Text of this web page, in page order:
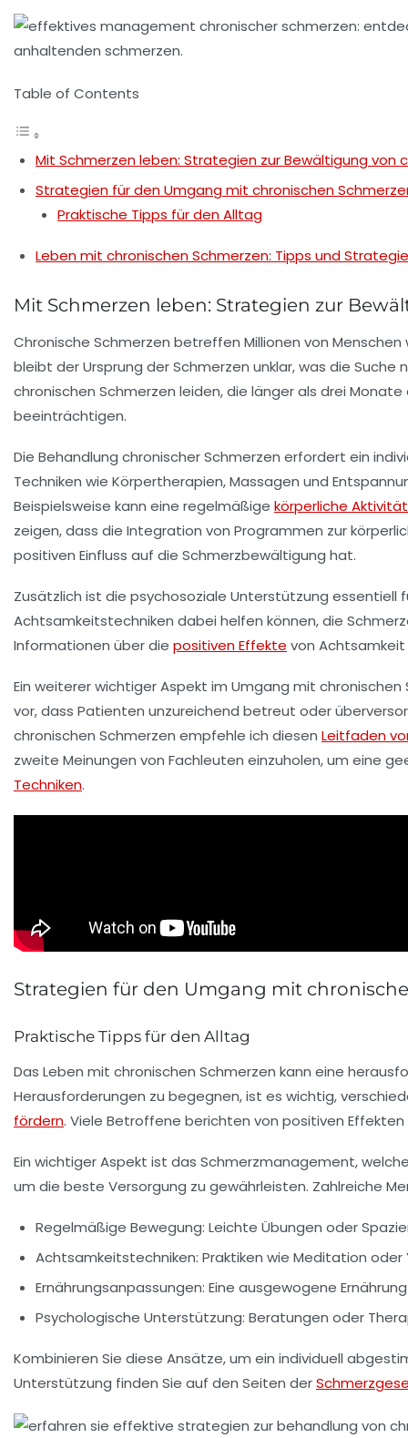
Table of Contents
Mit Schmerzen leben: Strategien zur Bewältigung von
Strategien für den Umgang mit chronischen
Praktische Tipps für den Alltag
Leben mit chronischen Schmerzen: Tipps und
Mit Schmerzen leben: Strategien zur
Chronische Schmerzen betreffen Millionen von
bleibt der Ursprung der Schmerzen unklar, was die
chronischen Schmerzen leiden, die länger als drei
beeinträchtigen.
Die Behandlung chronischer Schmerzen erfordert ein
Techniken wie Körpertherapien,Massagen und
Beispielsweise kann eine regelmäßige körperliche Aktivität
zeigen, dass die Integration von Programmen zur
positiven Einfluss auf die Schmerzbewältigung hat.
Zusätzlich ist die psychosoziale Unterstützung essentiell
Achtsamkeitstechniken dabei helfen können, die
Informationen über die positiven Effekte von
Ein weiterer wichtiger Aspekt im Umgang mit
vor, dass Patienten unzureichend betreut oder
chronischen Schmerzen empfehle ich diesen Leitfaden
zweite Meinungen von Fachleuten einzuholen, um eine
Techniken.
Strategien für den Umgang mit
Praktische Tipps für den Alltag
Das Leben mit chronischen Schmerzen kann eine
Herausforderungen zu begegnen, ist es wichtig,
fördern. Viele Betroffene berichten von positiven
Ein wichtiger Aspekt ist das Schmerzmanagement,
um die beste Versorgung zu gewährleisten. Zahlreiche
Regelmäßige Bewegung: Leichte Übungen oder
Achtsamkeitstechniken: Praktiken wie Meditation
Ernährungsanpassungen: Eine ausgewogene
Psychologische Unterstützung: Beratungen oder
Kombinieren Sie diese Ansätze, um ein individuell
Unterstützung finden Sie auf den Seiten der